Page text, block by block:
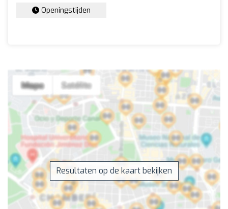
Openingstijden
Resultaten op de kaart bekijken